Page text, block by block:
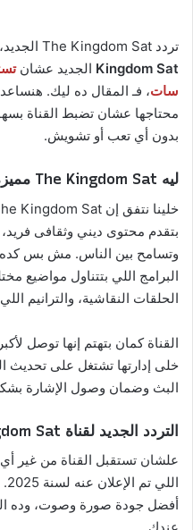
تردد The Kingdom Sat الجديد، لو بتدور على تردد قناة
Kingdom Sat الجديد عشان
سات، فـ المقال ده ليك.
محتاجها عشان تضبط القناة
بدون أي تعب أو تشويش.
ليه The Kingdom Sat مميزة؟
بتقدم محتوى ديني وثقافى
وتسامح بين الناس. مش بس
البرامج اللي بتتناول مواضيع
الحلقات النقاشية، والترانيم
القناة كمان بتهتم إنها توصل
خلى إدارتها تشتغل على تحديث
البث وضمان وصول الإشارة
التردد الجديد لقناة The Kingdom Sat على النايل سات
علشان تستقبل القناة من غير
أفضل جودة صورة وصوت، وده